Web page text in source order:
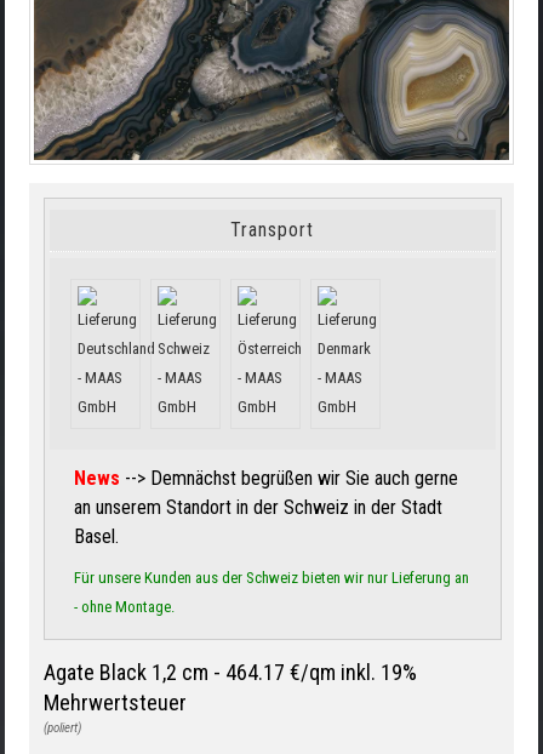
Transport
News --> Demnächst begrüßen wir Sie auch gerne
an unserem Standort in der Schweiz in der Stadt
Basel.
Für unsere Kunden aus der Schweiz bieten wir nur Lieferung an
- ohne Montage.
Agate Black 1,2 cm - 464.17 €/qm inkl. 19%
Mehrwertsteuer
(poliert)